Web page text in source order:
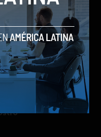
cuentas
a su plan
plegable compacto
con más
e IA
iniciar sesión con